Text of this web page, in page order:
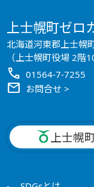
上士幌町ゼロ
北海道河東郡上士幌
（上士幌町役場 2階
call 01564-7-7255
mail お問合せ >
上士幌